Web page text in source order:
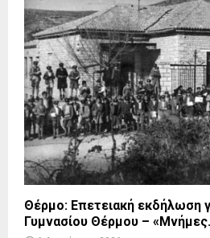
Θέρμο: Επετειακή εκδήλωση
Γυμνασίου Θέρμου –